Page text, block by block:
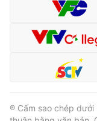
® Cấm sao chép